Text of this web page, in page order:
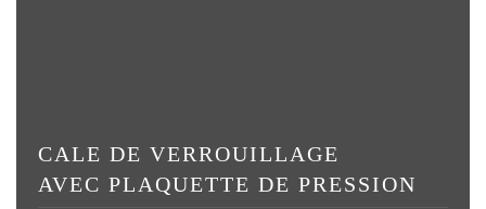
CALE DE VERROUILLAGE
AVEC PLAQUETTE DE PRESSION